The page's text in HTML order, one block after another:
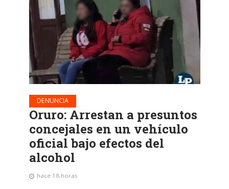
DENUNCIA
Oruro: Arrestan a presuntos
concejales en un vehículo
oficial bajo efectos del
alcohol
hace 18 horas